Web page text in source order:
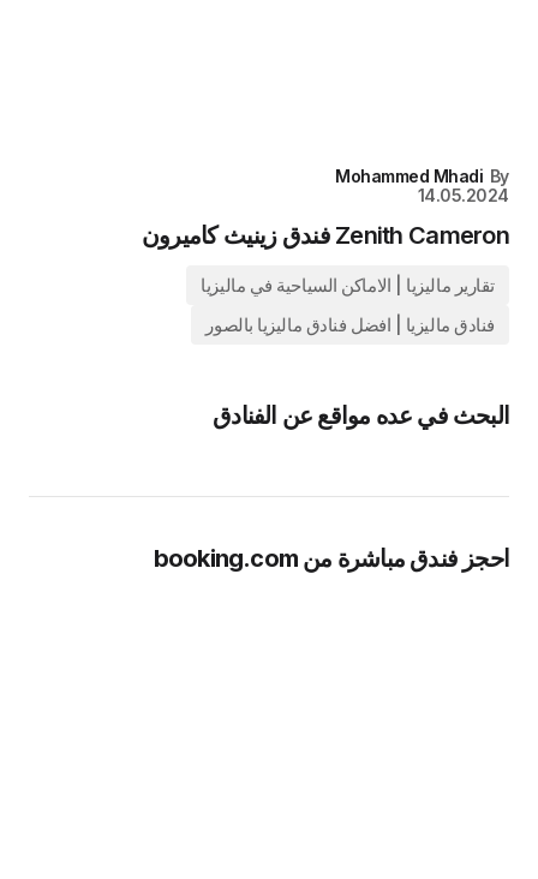
By
Mohammed Mhadi
14.05.2024
Zenith Cameron فندق زينيث كاميرون
تقارير ماليزيا | الاماكن السياحية في ماليزيا
فنادق ماليزيا | افضل فنادق ماليزيا بالصور
البحث في عده مواقع عن الفنادق
احجز فندق مباشرة من booking.com